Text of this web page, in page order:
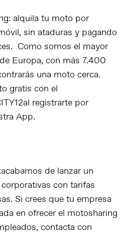
: alquila tu moto por
sin ataduras y pagando
Como somos el mayor
Europa, con más 7.400
una moto cerca.
gratis con el
al registrarte por
App.
acabamos de lanzar un
con tarifas
Si crees que tu empresa
en ofrecer el motosharing
contacta con